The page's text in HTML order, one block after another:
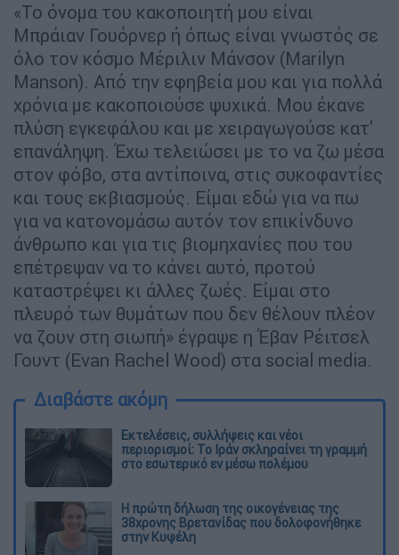
«Το όνομα του κακοποιητή μου είναι
Μπράιαν Γουόρνερ ή όπως είναι γνωστός σε
όλο τον κόσμο Μέριλιν Μάνσον (Marilyn
Manson). Από την εφηβεία μου και για πολλά
χρόνια με κακοποιούσε ψυχικά. Μου έκανε
πλύση εγκεφάλου και με χειραγωγούσε κατ'
επανάληψη. Έχω τελειώσει με το να ζω μέσα
στον φόβο, στα αντίποινα, στις συκοφαντίες
και τους εκβιασμούς. Είμαι εδώ για να πω
για να κατονομάσω αυτόν τον επικίνδυνο
άνθρωπο και για τις βιομηχανίες που του
επέτρεψαν να το κάνει αυτό, προτού
καταστρέψει κι άλλες ζωές. Είμαι στο
πλευρό των θυμάτων που δεν θέλουν πλέον
να ζουν στη σιωπή» έγραψε η Έβαν Ρέιτσελ
Γουντ (Evan Rachel Wood) στα social media.
Διαβάστε ακόμη
Εκτελέσεις, συλλήψεις και νέοι
περιορισμοί: Το Ιράν σκληραίνει τη γραμμή
στο εσωτερικό εν μέσω πολέμου
Η πρώτη δήλωση της οικογένειας της
38χρονης Βρετανίδας που δολοφονήθηκε
στην Κυψέλη